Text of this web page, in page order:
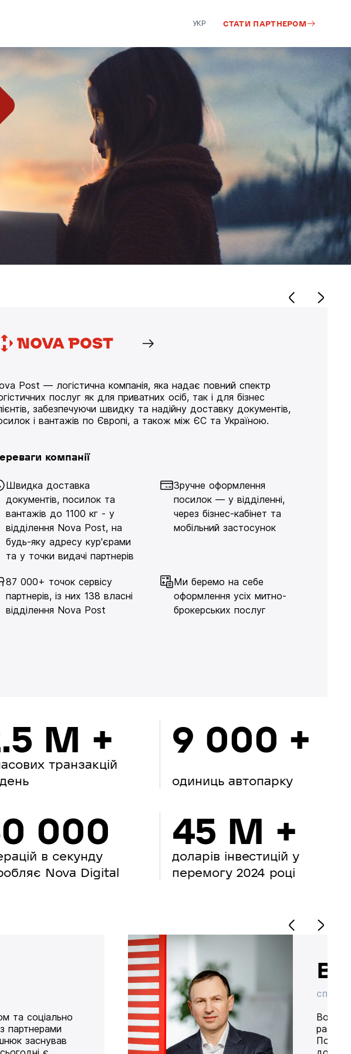
УКР СТАТИ ПАРТНЕРОМ
Post — логістична компанія, яка надає повний спектр
послуг як для приватних осіб, так і для бізнес
забезпечуючи швидку та надійну доставку документів,
і вантажів по Європі, а також між ЄС та Україною.
компанії
Швидка доставка
документів, посилок та
вантажів до 1100 кг - у
відділення Nova Post, на
будь-яку адресу кур'єрами
та у точки видачі партнерів
Зручне оформлення
посилок — у відділенні,
через бізнес-кабінет та
мобільний застосунок
87 000+ точок сервісу
партнерів, із них 138 власні
відділення Nova Post
Ми беремо на себе
оформлення усіх митно-
брокерських послуг
M +
транзакцій
000
в секунду
Nova Digital
9 000 +
одиниць автопарку
45 M +
доларів інвестицій у
перемогу 2024 році
та соціально
партнерами
заснував
разом